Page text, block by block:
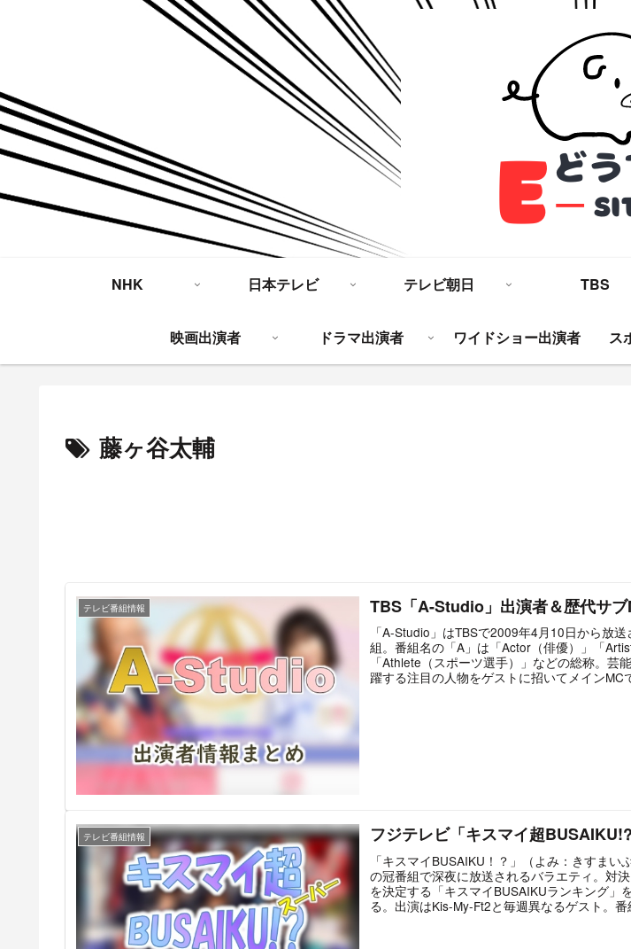
NHK 日本テレビ テレビ朝日 TBS
映画出演者 ドラマ出演者 ワイドショー出演者 ス
藤ヶ谷太輔
テレビ番組情報 TBS「A-Studio」出演者＆歴代サ
「A-Studio」はTBSで2009年4月10日から放
組。番組名の「A」は「Actor（俳優）」「
「Athlete（スポーツ選手）」などの総称。芸
躍する注目の人物をゲストに招いてメインMC
Ft2・藤ヶ谷太輔のダブルMC体制となる。そ
のレギュラー出演者と過去にサブMCを務めた
にまとめた。
テレビ番組情報 フジテレビ「キスマイ超
「キスマイBUSAIKU！？」（よみ：きすまい
の冠番組で深夜に放送されるバラエティ。対
を決定する「キスマイBUSAIKUランキング」
る。出演はKis-My-Ft2と毎週異なるゲスト。